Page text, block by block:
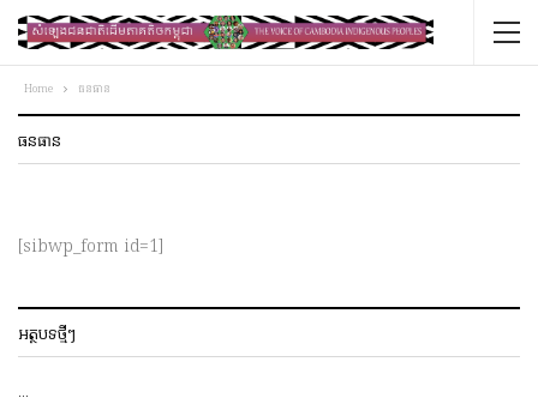
Home ធនធាន
ធនធាន
[sibwp_form id=1]
អត្ថបទថ្មីៗ
…